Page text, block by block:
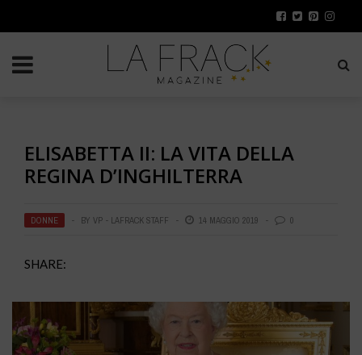
ELISABETTA II: LA VITA DELLA
REGINA D’INGHILTERRA
DONNE BY VP - LAFRACK STAFF 14 MAGGIO 2019 0
SHARE: